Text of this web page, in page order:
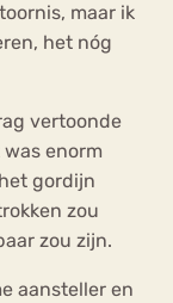
maar ik
het nóg
vertoonde
enorm
gordijn
zou
zou zijn.
aansteller en